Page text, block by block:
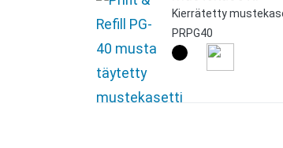
Kierrätetty
PRPG40